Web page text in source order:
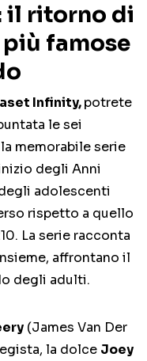
il ritorno di
famose
Infinity,potrete
le sei
la memorabile serie
degli Anni
adolescenti
rispetto a quello
La serie racconta
affrontano il
degli adulti.
(James Van Der
la dolce Joey